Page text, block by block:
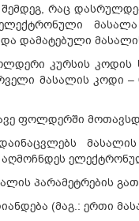
შემდეგ, რაც
დამატებული
კურსის
მასალის კოდი
ფოლდერში
აღმოჩნდეს
პარამეტრების
(მაგ.: ერთი